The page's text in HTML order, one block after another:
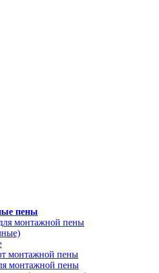
пены
монтажной пены
монтажной пены
монтажной пены